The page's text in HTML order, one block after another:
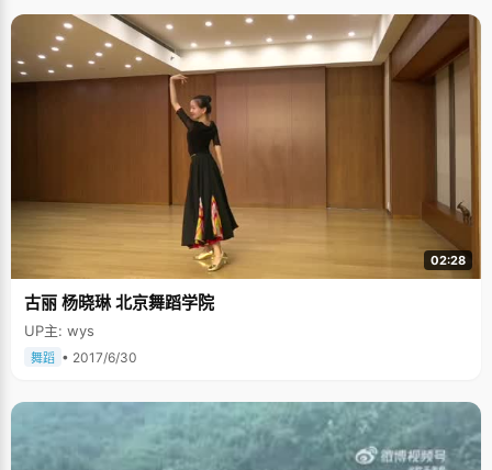
02:28
古丽 杨晓琳 北京舞蹈学院
UP主: wys
舞蹈 • 2017/6/30